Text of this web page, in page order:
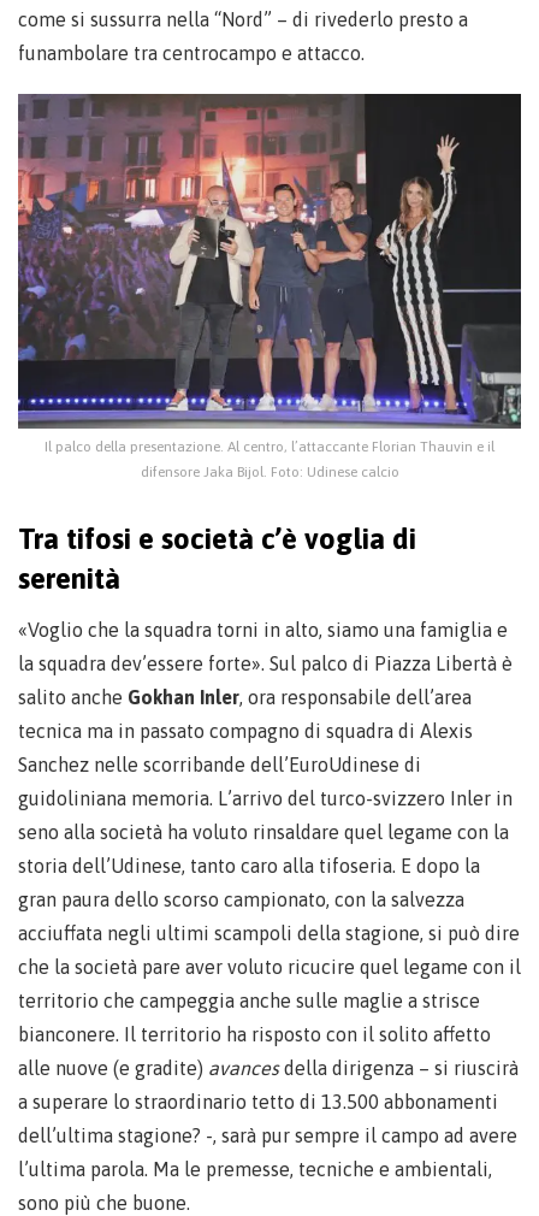
come si sussurra nella “Nord” – di rivederlo presto a
funambolare tra centrocampo e attacco.
Il palco della presentazione. Al centro, l’attaccante Florian Thauvin e il
difensore Jaka Bijol. Foto: Udinese calcio
Tra tifosi e società c’è voglia di
serenità
«Voglio che la squadra torni in alto, siamo una famiglia e
la squadra dev’essere forte». Sul palco di Piazza Libertà è
salito anche Gokhan Inler, ora responsabile dell’area
tecnica ma in passato compagno di squadra di Alexis
Sanchez nelle scorribande dell’EuroUdinese di
guidoliniana memoria. L’arrivo del turco-svizzero Inler in
seno alla società ha voluto rinsaldare quel legame con la
storia dell’Udinese, tanto caro alla tifoseria. E dopo la
gran paura dello scorso campionato, con la salvezza
acciuffata negli ultimi scampoli della stagione, si può dire
che la società pare aver voluto ricucire quel legame con il
territorio che campeggia anche sulle maglie a strisce
bianconere. Il territorio ha risposto con il solito affetto
alle nuove (e gradite) avancesdella dirigenza – si riuscirà
a superare lo straordinario tetto di 13.500 abbonamenti
dell’ultima stagione? -, sarà pur sempre il campo ad avere
l’ultima parola. Ma le premesse, tecniche e ambientali,
sono più che buone.